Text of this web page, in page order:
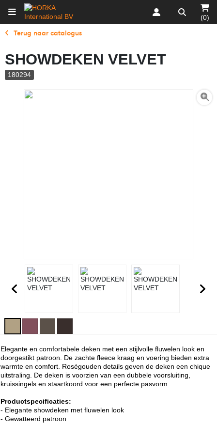
(0)
Terug naar catalogus
SHOWDEKEN VELVET
180294
Elegante en comfortabele deken met een stijlvolle fluwelen look en
doorgestikt patroon. De zachte fleece kraag en voering bieden extra
warmte en comfort. Roségouden details geven de deken een chique
uitstraling. De deken is voorzien van een dubbele voorsluiting,
kruissingels en staartkoord voor een perfecte pasvorm.
Productspecificaties:
- Elegante showdeken met fluwelen look
- Gewatteerd patroon